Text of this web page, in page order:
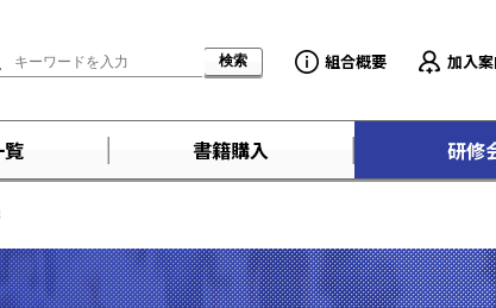
組合概要 加入
書籍購入 研修